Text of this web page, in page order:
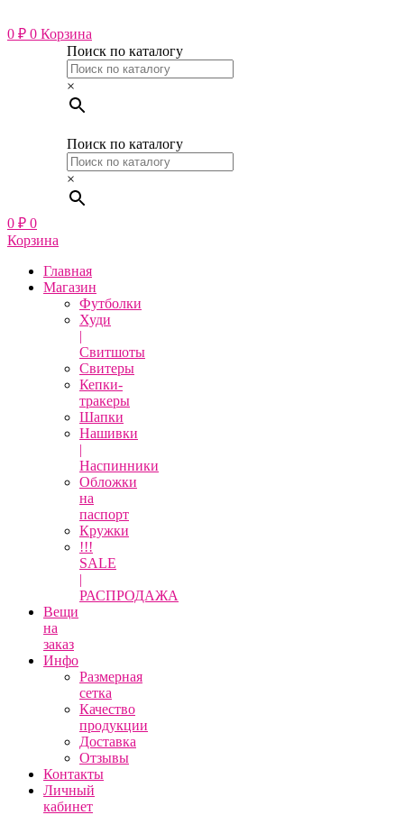
к
содержимому
0 ₽ 0 Корзина
Поиск по каталогу
×
Поиск по каталогу
×
0 ₽ 0
Корзина
Главная
Магазин
Футболки
Худи
|
Свитшоты
Свитеры
Кепки-
тракеры
Шапки
Нашивки
|
Наспинники
Обложки
на
паспорт
Кружки
!!!
SALE
|
РАСПРОДАЖА
Вещи
на
заказ
Инфо
Размерная
сетка
Качество
продукции
Доставка
Отзывы
Контакты
Личный
кабинет